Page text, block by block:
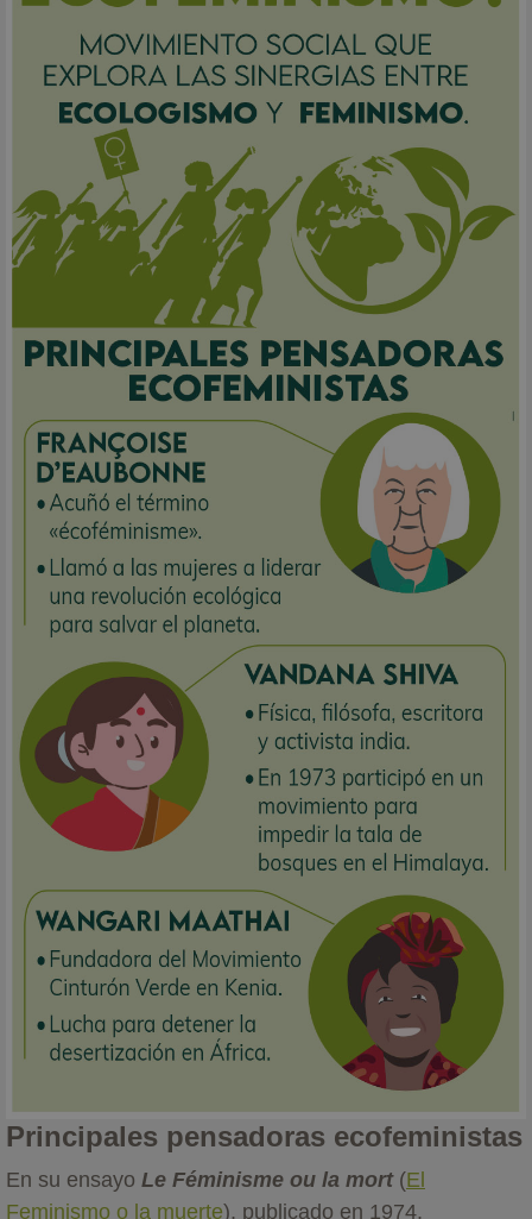
Principales pensadoras ecofeministas
En su ensayo Le Féminisme ou la mort(El
Feminismo o la muerte), publicado en 1974,